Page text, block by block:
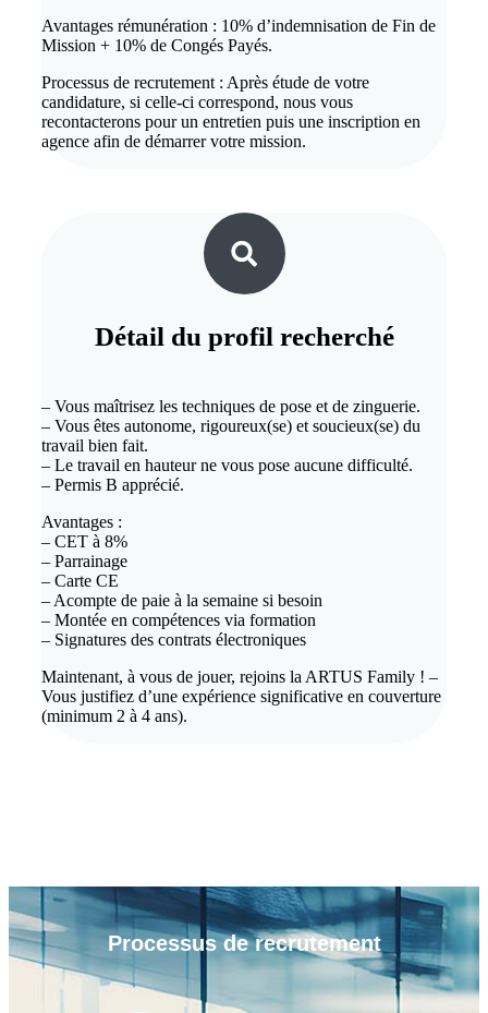
Avantages rémunération : 10% d’indemnisation de Fin de
Mission + 10% de Congés Payés.
Processus de recrutement : Après étude de votre
candidature, si celle-ci correspond, nous vous
recontacterons pour un entretien puis une inscription en
agence afin de démarrer votre mission.
Détail du profil recherché
– Vous maîtrisez les techniques de pose et de zinguerie.
– Vous êtes autonome, rigoureux(se) et soucieux(se) du
travail bien fait.
– Le travail en hauteur ne vous pose aucune difficulté.
– Permis B apprécié.
Avantages :
– CET à 8%
– Parrainage
– Carte CE
– Acompte de paie à la semaine si besoin
– Montée en compétences via formation
– Signatures des contrats électroniques
Maintenant, à vous de jouer, rejoins la ARTUS Family ! –
Vous justifiez d’une expérience significative en couverture
(minimum 2 à 4 ans).
Processus derecrutement